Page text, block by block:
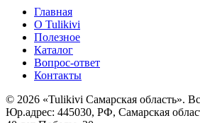
Главная
О Tulikivi
Полезное
Каталог
Вопрос-ответ
Контакты
© 2026 «Tulikivi Самарская область».
Юр.адрес: 445030, РФ, Самарская